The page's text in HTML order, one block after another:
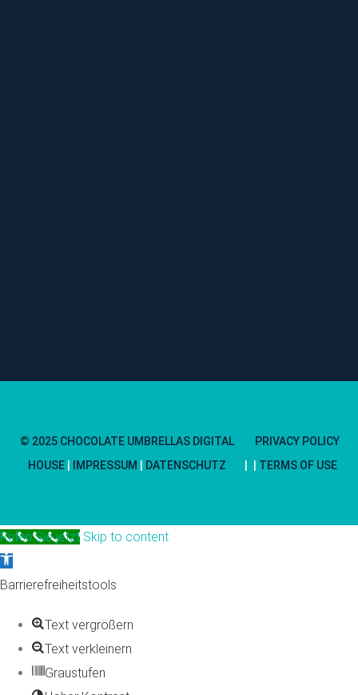
© 2025 CHOCOLATE UMBRELLAS DIGITAL
HOUSE| IMPRESSUM DATENSCHUTZ
PRIVACY POLICY
TERMS OF USE
Rufen Sie jetzt Skip to content
Open
toolbar
Barrierefreiheitstools
Text vergrößern
Text verkleinern
Graustufen